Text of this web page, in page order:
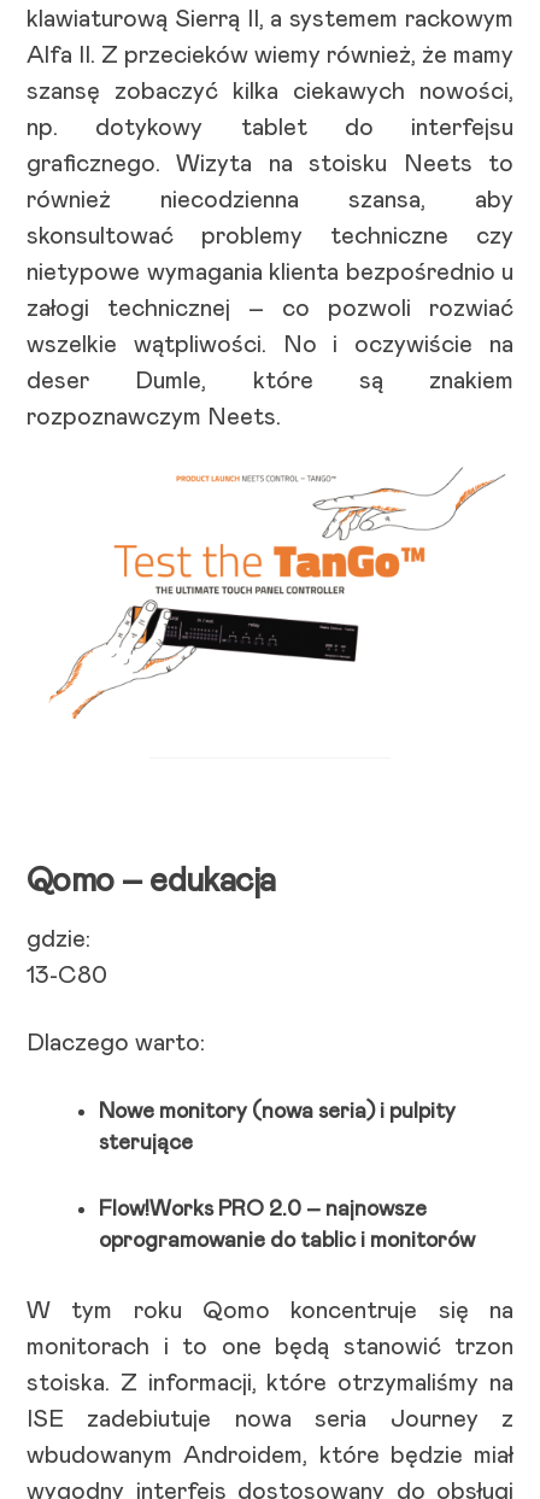
klawiaturową Sierrą II, a systemem rackowym
Alfa II. Z przecieków wiemy również, że mamy
szansę zobaczyć kilka ciekawych nowości,
np. dotykowy tablet do interfejsu
graficznego. Wizyta na stoisku Neets to
również niecodzienna szansa, aby
skonsultować problemy techniczne czy
nietypowe wymagania klienta bezpośrednio u
załogi technicznej – co pozwoli rozwiać
wszelkie wątpliwości. No i oczywiście na
deser Dumle, które są znakiem
rozpoznawczym Neets.
Qomo – edukacja
gdzie:
13-C80
Dlaczego warto:
Nowe monitory (nowa seria) i pulpity
sterujące
Flow!Works PRO 2.0 – najnowsze
oprogramowanie do tablic i monitorów
W tym roku Qomo koncentruje się na
monitorach i to one będą stanowić trzon
stoiska. Z informacji, które otrzymaliśmy na
ISE zadebiutuje nowa seria Journey z
wbudowanym Androidem, które będzie miał
wygodny interfejs dostosowany do obsługi